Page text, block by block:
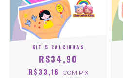
KIT 5 CALCINHAS
R$34,90
R$33,16 COM PIX